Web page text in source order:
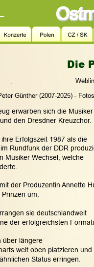
Die
.
Günther (2007-2025) -
erwarben sich die
den Dresdner Kreuzchor.
Erfolgszeit 1987 als die
Rundfunk der DDR
Musiker Wechsel, welche
der Produzentin Annette
um.
sie deutschlandweit
der erfolgreichsten
über längere
weit oben platzieren
Status erringen.